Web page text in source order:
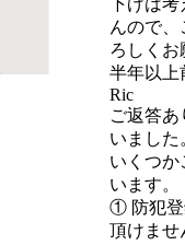
下げは考
んので、
ろしくお
半年以上
報告する
Ric
ご返答
いました
いくつか
います。
① 防犯登
頂けませ